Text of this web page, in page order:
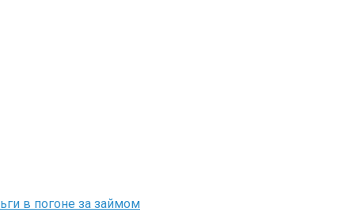
в погоне за займом